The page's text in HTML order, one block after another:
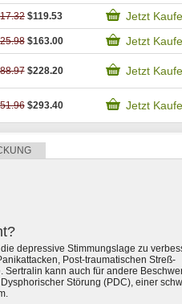
$119.53 Jetzt
$163.00 Jetzt
$228.20 Jetzt
$293.40 Jetzt
depressive Stimmungslage zu
Post-traumatischen Streß-
kann auch für andere
Störung (PDC), einer